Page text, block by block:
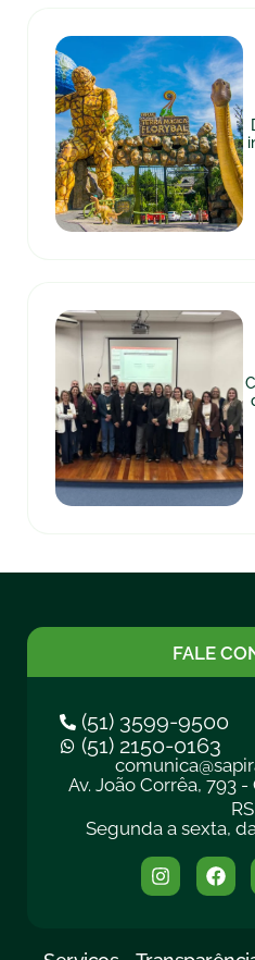
FALE
(51) 3599-9500
(51) 2150-0163
Av. João Corrêa, 793
RS
Segunda a sexta,